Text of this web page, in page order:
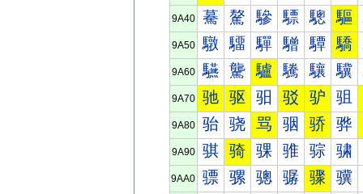
9A40 驀 驁 驂 驃 驄 驅
9A50 驐 驑 驒 驓 驔 驕
9A60 驠 驡 驢 驣 驤 驥
9A70 驰 驱 驲 驳 驴 驵
9A80 骀 骁 骂 骃 骄 骅
9A90 骐 骑 骒 骓 骔 骕
9AA0 骠 骡 骢 骣 骤 骥